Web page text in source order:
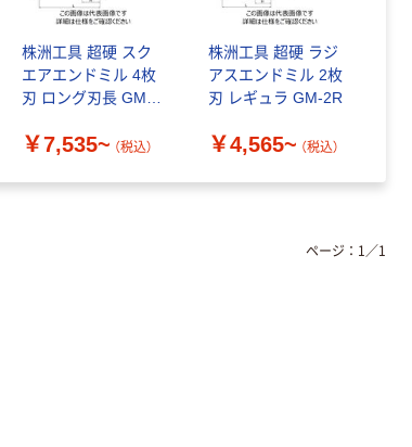
株洲工具 超硬 スク
エアエンドミル 4枚
刃 ロング刃長 GM-
￥7,535~ （税込）
株洲工具 超硬 ラジ
アスエンドミル 2枚
刃 レギュラ GM-2R
￥4,565~ （税込）
ページ： 1／1